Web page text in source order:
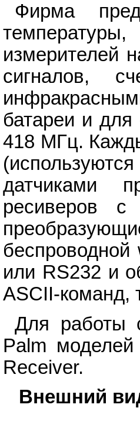
Фирма
измерителей
сигналов,
батареи и для
418 МГц.
датчиками
ресиверов
или RS232 и
ASCII-команд,
Для работы
Palm
Receiver.
Внешний